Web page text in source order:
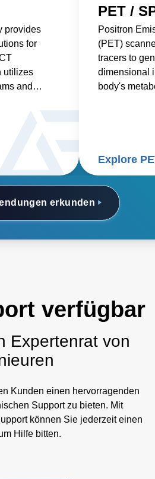
erkunden
provides
for
utilizes
and
PET /
Positron
(PET)
tracers to
dimensional
body's
Explore
verfügbar
Expertenrat von
Kunden einen hervorragenden
Support zu bieten. Mit
können Sie jederzeit einen
Hilfe bitten.